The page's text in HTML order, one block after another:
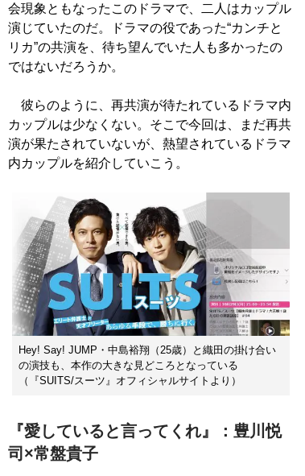
会現象ともなったこのドラマで、二人はカップル
演じていたのだ。ドラマの役であった“カンチと
リカ”の共演を、待ち望んでいた人も多かったの
ではないだろうか。
彼らのように、再共演が待たれているドラマ内
カップルは少なくない。そこで今回は、まだ再共
演が果たされていないが、熱望されているドラマ
内カップルを紹介していこう。
Hey! Say! JUMP・中島裕翔（25歳）と織田の掛け合い
の演技も、本作の大きな見どころとなっている
（『SUITS/スーツ』オフィシャルサイトより）
『愛していると言ってくれ』：豊川悦
司×常盤貴子